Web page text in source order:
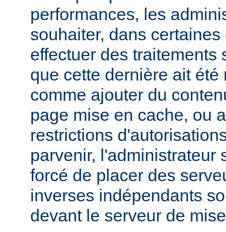
performances, les
souhaiter, dans
effectuer des traitements
que cette dernière ait été
comme ajouter du
page mise en cache, ou
restrictions
parvenir, l'administrateur
forcé de placer des
inverses indépendants
devant le serveur de